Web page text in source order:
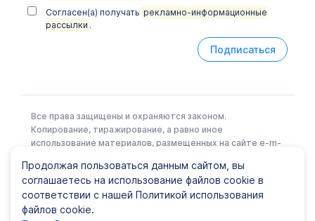
Согласен(а) получать рекламно-информационные
рассылки .
Подписаться
Все права защищены и охраняются законом.
Копирование, тиражирование, а равно иное
использование материалов, размещенных на сайте e-m-
Правообладателя.
Политика конфиденциальности
Продолжая пользоваться данным сайтом, вы
соглашаетесь на использование файлов cookie в
соответствии с нашей Политикой использования
файлов cookie.